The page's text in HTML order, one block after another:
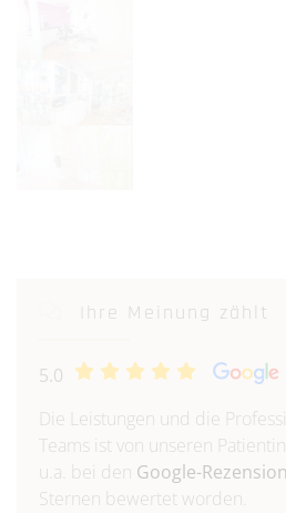
Ihre Meinung zählt
5.0
Die Leistungen und die
Teams ist von unseren
u.a. bei den Google-
Sternen bewertet worden.